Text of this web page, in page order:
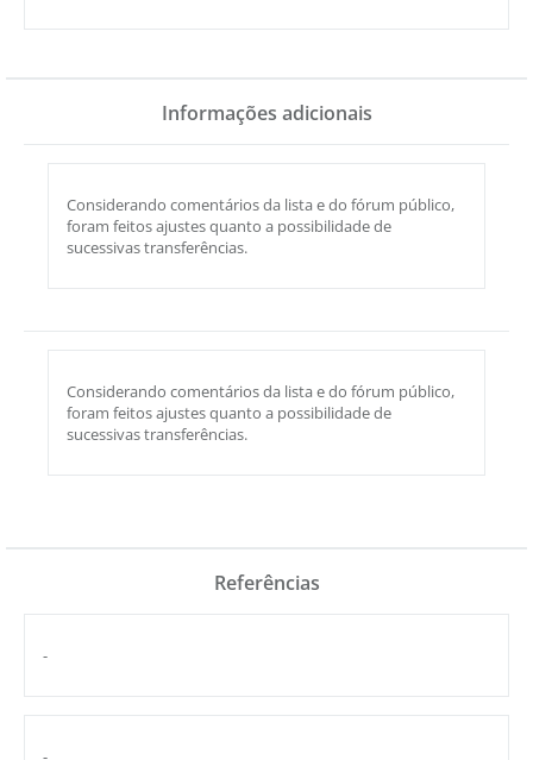
Informações adicionais
Considerando comentários da lista e do fórum público,
foram feitos ajustes quanto a possibilidade de
sucessivas transferências.
Considerando comentários da lista e do fórum público,
foram feitos ajustes quanto a possibilidade de
sucessivas transferências.
Referências
-